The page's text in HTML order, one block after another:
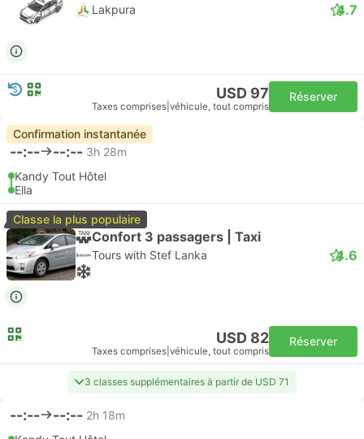
Lakpura 4.7
USD 97
Taxes comprises véhicule, tout compris
Réserver
Confirmation instantanée
--:-- --:-- 3h 28m
Kandy Tout Hôtel
Ella
Classe la plus populaire
Confort 3 passagers | Taxi
Tours with Stef Lanka 4.6
USD 82
Taxes comprises véhicule, tout compris
Réserver
3 classes supplémentaires à partir de USD 71
--:-- --:-- 2h 18m